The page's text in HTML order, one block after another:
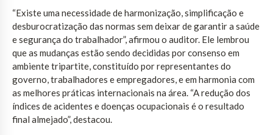
“Existe uma necessidade de harmonização, simplificação e
desburocratização das normas sem deixar de garantir a saúde
e segurança do trabalhador”, afirmou o auditor. Ele lembrou
que as mudanças estão sendo decididas por consenso em
ambiente tripartite, constituído por representantes do
governo, trabalhadores e empregadores, e em harmonia com
as melhores práticas internacionais na área. “A redução dos
índices de acidentes e doenças ocupacionais é o resultado
final almejado”, destacou.